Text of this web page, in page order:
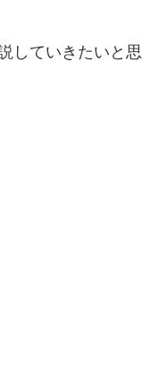
していきたいと思